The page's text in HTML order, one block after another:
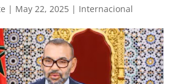
| May 22, 2025| Internacional